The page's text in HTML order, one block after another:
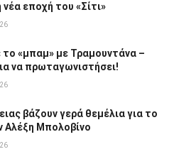
εποχή του «Σίτι»
«μπαμ» με Τραμουντάνα –
να πρωταγωνιστήσει!
βάζουν γερά θεμέλια για το
Αλέξη Μπολοβίνο